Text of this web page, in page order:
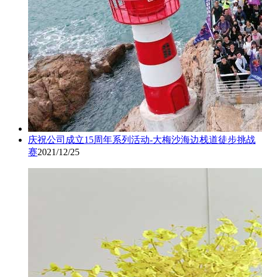
庆祝公司成立15周年系列活动-大梅沙海边栈道徒步挑战
赛2021/12/25